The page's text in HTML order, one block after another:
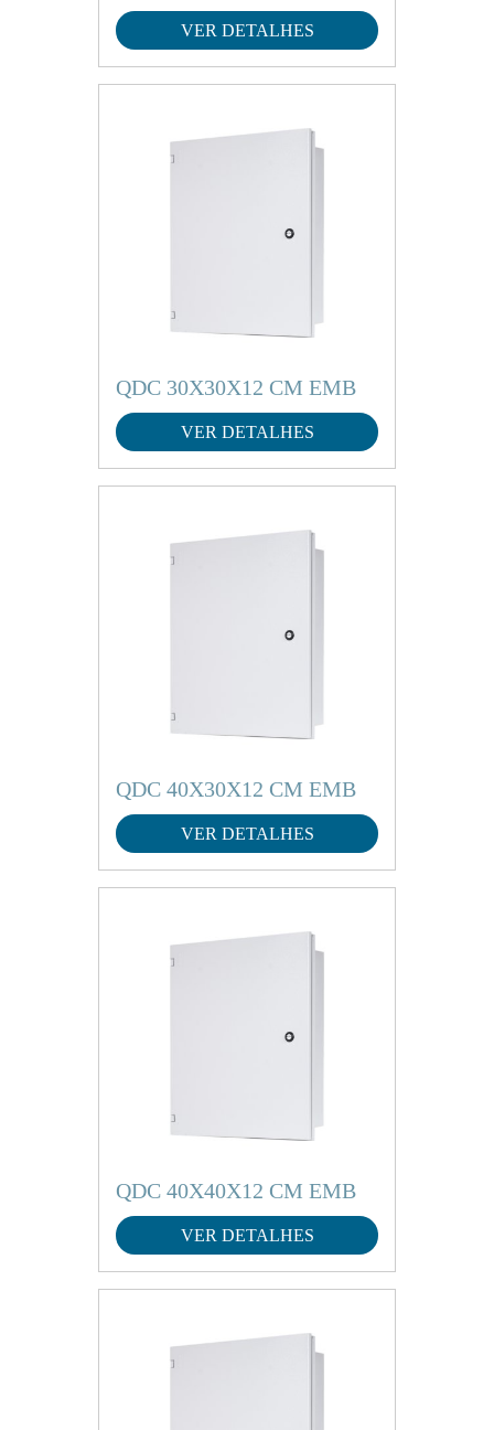
VER DETALHES
QDC 30X30X12 CM EMB
VER DETALHES
QDC 40X30X12 CM EMB
VER DETALHES
QDC 40X40X12 CM EMB
VER DETALHES